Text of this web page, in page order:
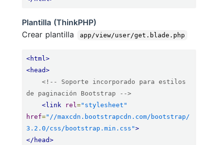
Plantilla (ThinkPHP)
Crear plantilla
app/view/user/get.blade.php
<html>
<head>
<!-- Soporte incorporado para estilos
de paginación Bootstrap -->
<link
rel ="stylesheet"
href="//maxcdn.bootstrapcdn.com/bootstrap/
3.2.0/css/bootstrap.min.css">
</head>